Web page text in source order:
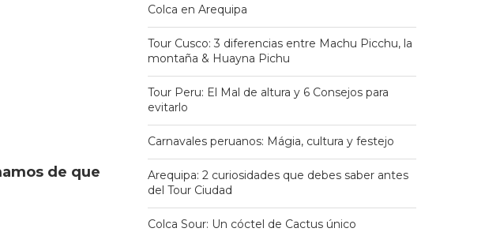
de que
Colca en Arequipa
Tour Cusco: 3 diferencias entre Machu Picchu, la
montaña & Huayna Pichu
Tour Peru: El Mal de altura y 6 Consejos para
evitarlo
Carnavales peruanos: Mágia, cultura y festejo
Arequipa: 2 curiosidades que debes saber antes
del Tour Ciudad
Colca Sour: Un cóctel de Cactus único